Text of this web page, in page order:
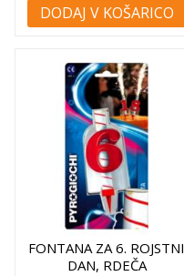
DODAJ V KOŠARICO
FONTANA ZA 6. ROJSTNI
DAN, RDEČA